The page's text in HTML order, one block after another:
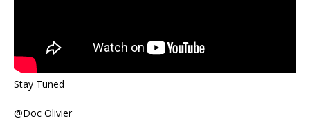
Stay Tuned
@Doc Olivier